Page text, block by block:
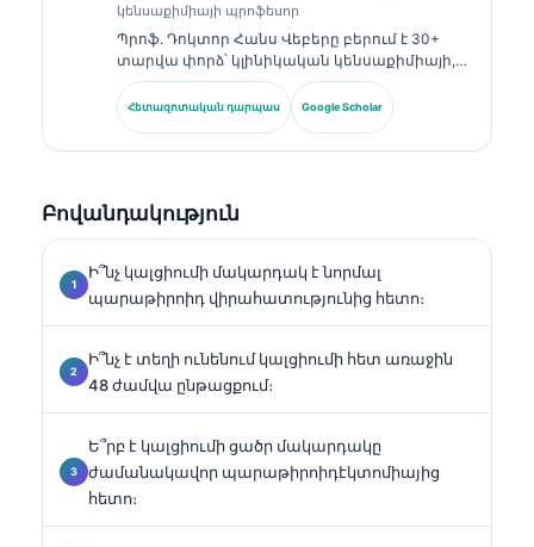
կենսաքիմիայի պրոֆեսոր
Պրոֆ. Դոկտոր Հանս Վեբերը բերում է 30+
տարվա փորձ՝ կլինիկական կենսաքիմիայի,
լաբորատոր բժշկության և բիոմարկերների
հետազոտության ոլորտներում։ Եղել է
Գերմանիայի Կլինիկական քիմիայի
ստանդարտացման և ԱԻ-ի աջակցությամբ
լաբորատոր բժշկության մեջ։.
Հետազոտական դարպաս Google Scholar
Բովանդակություն
Ի՞նչ կալցիումի մակարդակ է նորմալ
պարաթիրոիդ վիրահատությունից հետո։
Ի՞նչ է տեղի ունենում կալցիումի հետ առաջին
48 ժամվա ընթացքում։
Ե՞րբ է կալցիումի ցածր մակարդակը
ժամանակավոր պարաթիրոիդէկտոմիայից
հետո։